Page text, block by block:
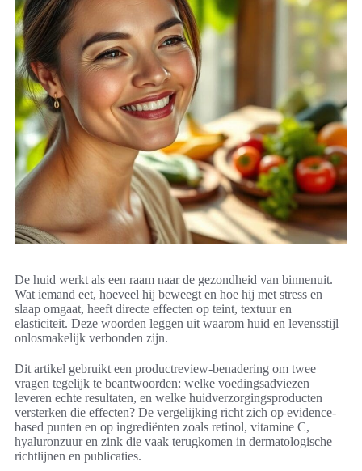
De huid werkt als een raam naar de gezondheid van binnenuit.
Wat iemand eet, hoeveel hij beweegt en hoe hij met stress en
slaap omgaat, heeft directe effecten op teint, textuur en
elasticiteit. Deze woorden leggen uit waarom huid en levensstijl
onlosmakelijk verbonden zijn.
Dit artikel gebruikt een productreview-benadering om twee
vragen tegelijk te beantwoorden: welke voedingsadviezen
leveren echte resultaten, en welke huidverzorgingsproducten
versterken die effecten? De vergelijking richt zich op evidence-
based punten en op ingrediënten zoals retinol, vitamine C,
hyaluronzuur en zink die vaak terugkomen in dermatologische
richtlijnen en publicaties.